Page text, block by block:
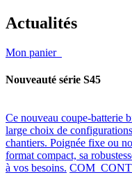
Actualités
Mon panier
Nouveauté série S45
Ce nouveau coupe-batterie
large choix de
chantiers. Poignée fixe ou
format compact, sa
à vos besoins.